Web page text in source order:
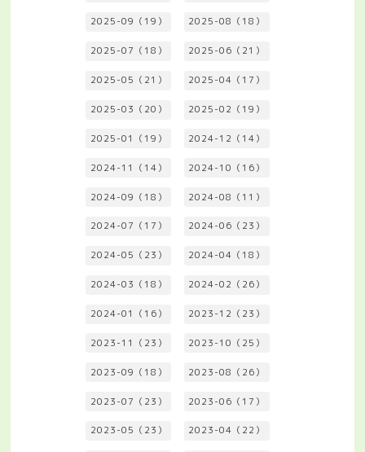
2025-09（19） 2025-08（18）
2025-07（18） 2025-06（21）
2025-05（21） 2025-04（17）
2025-03（20） 2025-02（19）
2025-01（19） 2024-12（14）
2024-11（14） 2024-10（16）
2024-09（18） 2024-08（11）
2024-07（17） 2024-06（23）
2024-05（23） 2024-04（18）
2024-03（18） 2024-02（26）
2024-01（16） 2023-12（23）
2023-11（23） 2023-10（25）
2023-09（18） 2023-08（26）
2023-07（23） 2023-06（17）
2023-05（23） 2023-04（22）